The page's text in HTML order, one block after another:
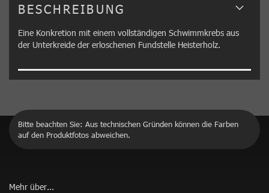
BESCHREIBUNG
Eine Konkretion mit einem vollständigen Schwimmkrebs aus
der Unterkreide der erloschenen Fundstelle Heisterholz.
Bitte beachten Sie: Aus technischen Gründen können die Farben
auf den Produktfotos abweichen.
Mehr über...